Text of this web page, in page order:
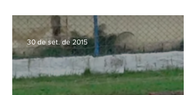
30 de set. de 2015